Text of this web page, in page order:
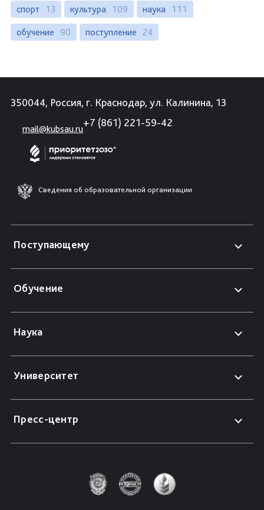
спорт 13 культура 109 наука 111
обучение 90 поступление 24
350044, Россия, г. Краснодар, ул. Калинина, 13
mail@kubsau.ru
+7 (861) 221-59-42
Сведения об образовательной организации
Поступающему
Обучение
Наука
Университет
Пресс-центр